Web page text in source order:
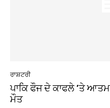
ਰਾਸ਼ਟਰੀ
ਪਾਕਿ ਫੌਜ ਦੇ ਕਾਫਲੇ ’ਤੇ
ਮੌਤ